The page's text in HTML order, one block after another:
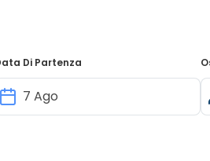
Di Partenza